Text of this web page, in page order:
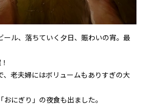
ール、落ちていく夕日、賑わいの宵。最
、老夫婦にはボリュームもありすぎの大
にぎり」の夜食も出ました。